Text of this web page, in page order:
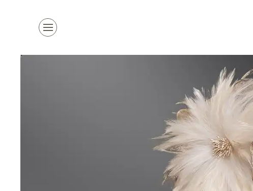
Marken
alle Marken
Top Marken
La Mouche